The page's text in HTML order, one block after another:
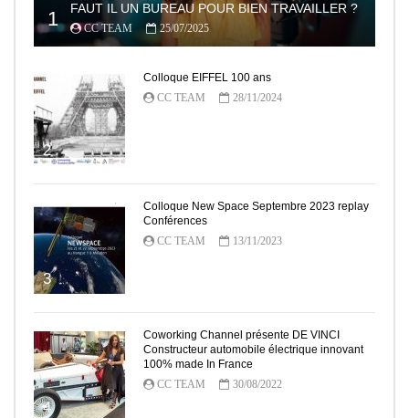
1 FAUT IL UN BUREAU POUR BIEN TRAVAILLER ?
CC TEAM 25/07/2025
2
Colloque EIFFEL 100 ans
CC TEAM
28/11/2024
3
Colloque New Space Septembre 2023 replay
Conférences
CC TEAM
13/11/2023
4
Coworking Channel présente DE VINCI
Constructeur automobile électrique innovant
100% made In France
CC TEAM
30/08/2022